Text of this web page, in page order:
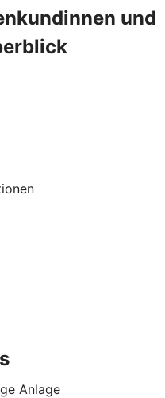
und
Anlage